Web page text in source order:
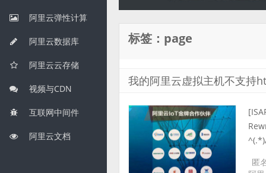
阿里云弹性计算
阿里云数据库
阿里云云存储
视频与CDN
互联网中间件
阿里云文档
标签：page
我的阿里云虚拟主机不支持
匿